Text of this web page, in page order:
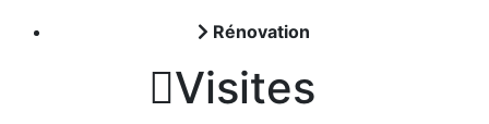
Rénovation
Visites